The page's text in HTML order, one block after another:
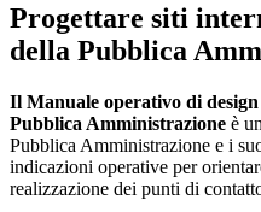
Progettare siti
della Pubblica
Il Manuale operativo di
Pubblica Amministrazione è
Pubblica Amministrazione e i
indicazioni operative per
realizzazione dei punti di